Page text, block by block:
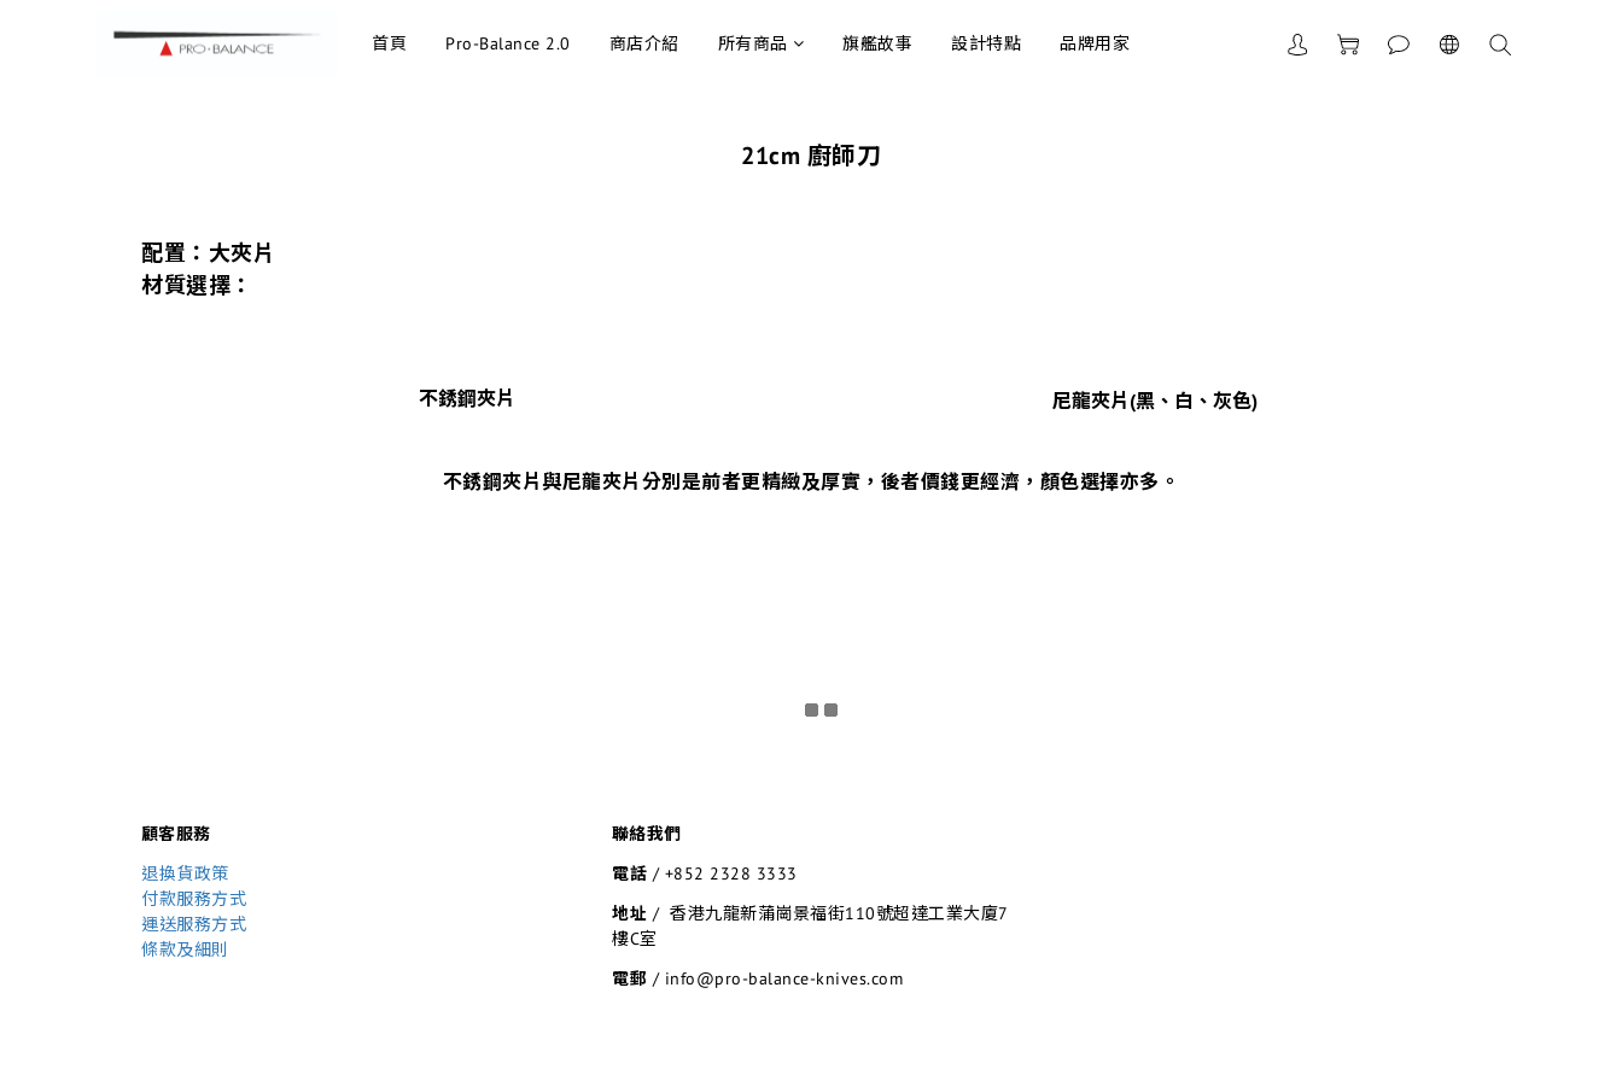
首頁 Pro-Balance 2.0 商店介紹 所有商品 旗艦故事 設計特點 品牌用家
21cm 廚師刀
配置：大夾片
材質選擇：
不銹鋼夾片 尼龍夾片(黑、白、灰色)
不銹鋼夾片與尼龍夾片分別是前者更精緻及厚實，後者價錢更經濟，顏色選擇亦多。
顧客服務
退換貨政策
付款服務方式
運送服務方式
條款及細則
聯絡我們
電話 / +852 2328 3333
地址 / 香港九龍新蒲崗景福街110號超達工業大廈7
樓C室
電郵 / info@pro-balance-knives.com